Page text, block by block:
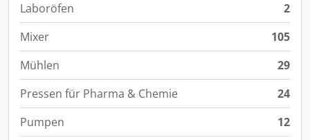
Laboröfen
2
Mixer
105
Mühlen
29
Pressen für Pharma & Chemie
24
Pumpen
12